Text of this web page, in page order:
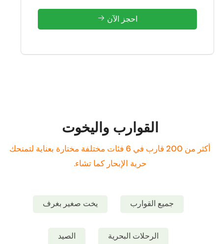
احجز الآن
القوارب واليخوت
أكثر من 200 قارب في 6 فئات مختلفة مختارة بعناية لتمنحك
حرية الإبحار كما تشاء.
جميع القوارب يخت صغير بغرف
الرحلات البحرية الصيد